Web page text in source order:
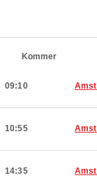
Kommer
09:10
10:55
14:35